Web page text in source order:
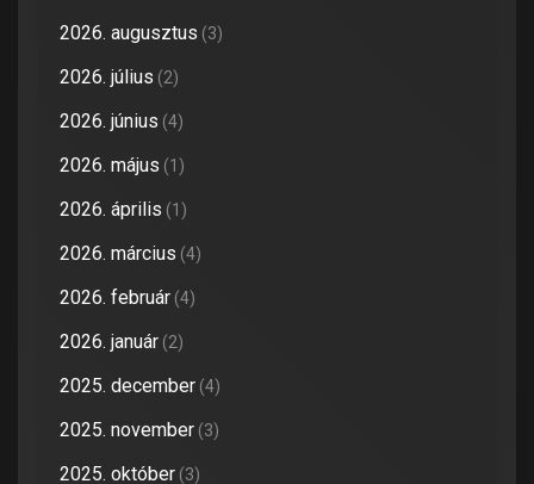
2026. augusztus (3)
2026. július (2)
2026. június (4)
2026. május (1)
2026. április (1)
2026. március (4)
2026. február (4)
2026. január (2)
2025. december (4)
2025. november (3)
2025. október (3)